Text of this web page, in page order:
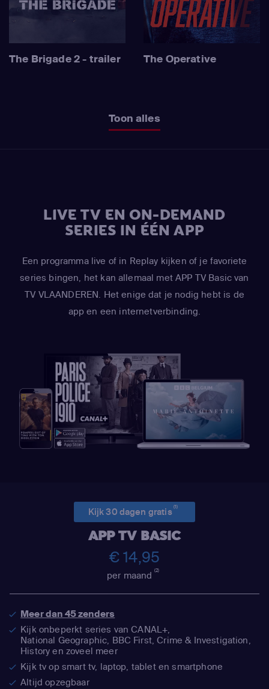
The Brigade 2 - trailer The Operative
Toon alles
LIVE TV EN ON-DEMAND
SERIES IN ÉÉN APP
Een programma live of in Replay kijken of je favoriete
series bingen, het kan allemaal met APP TV Basic van
TV VLAANDEREN. Het enige dat je nodig hebt is de
app en een internetverbinding.
Kijk 30 dagen gratis(1)
APP TV BASIC
€ 14,95
per maand(2)
Meer dan 45 zenders
Kijk onbeperkt series van CANAL+,
National Geographic, BBC First, Crime & Investigation,
History en zoveel meer
Kijk tv op smart tv, laptop, tablet en smartphone
Altijd opzegbaar